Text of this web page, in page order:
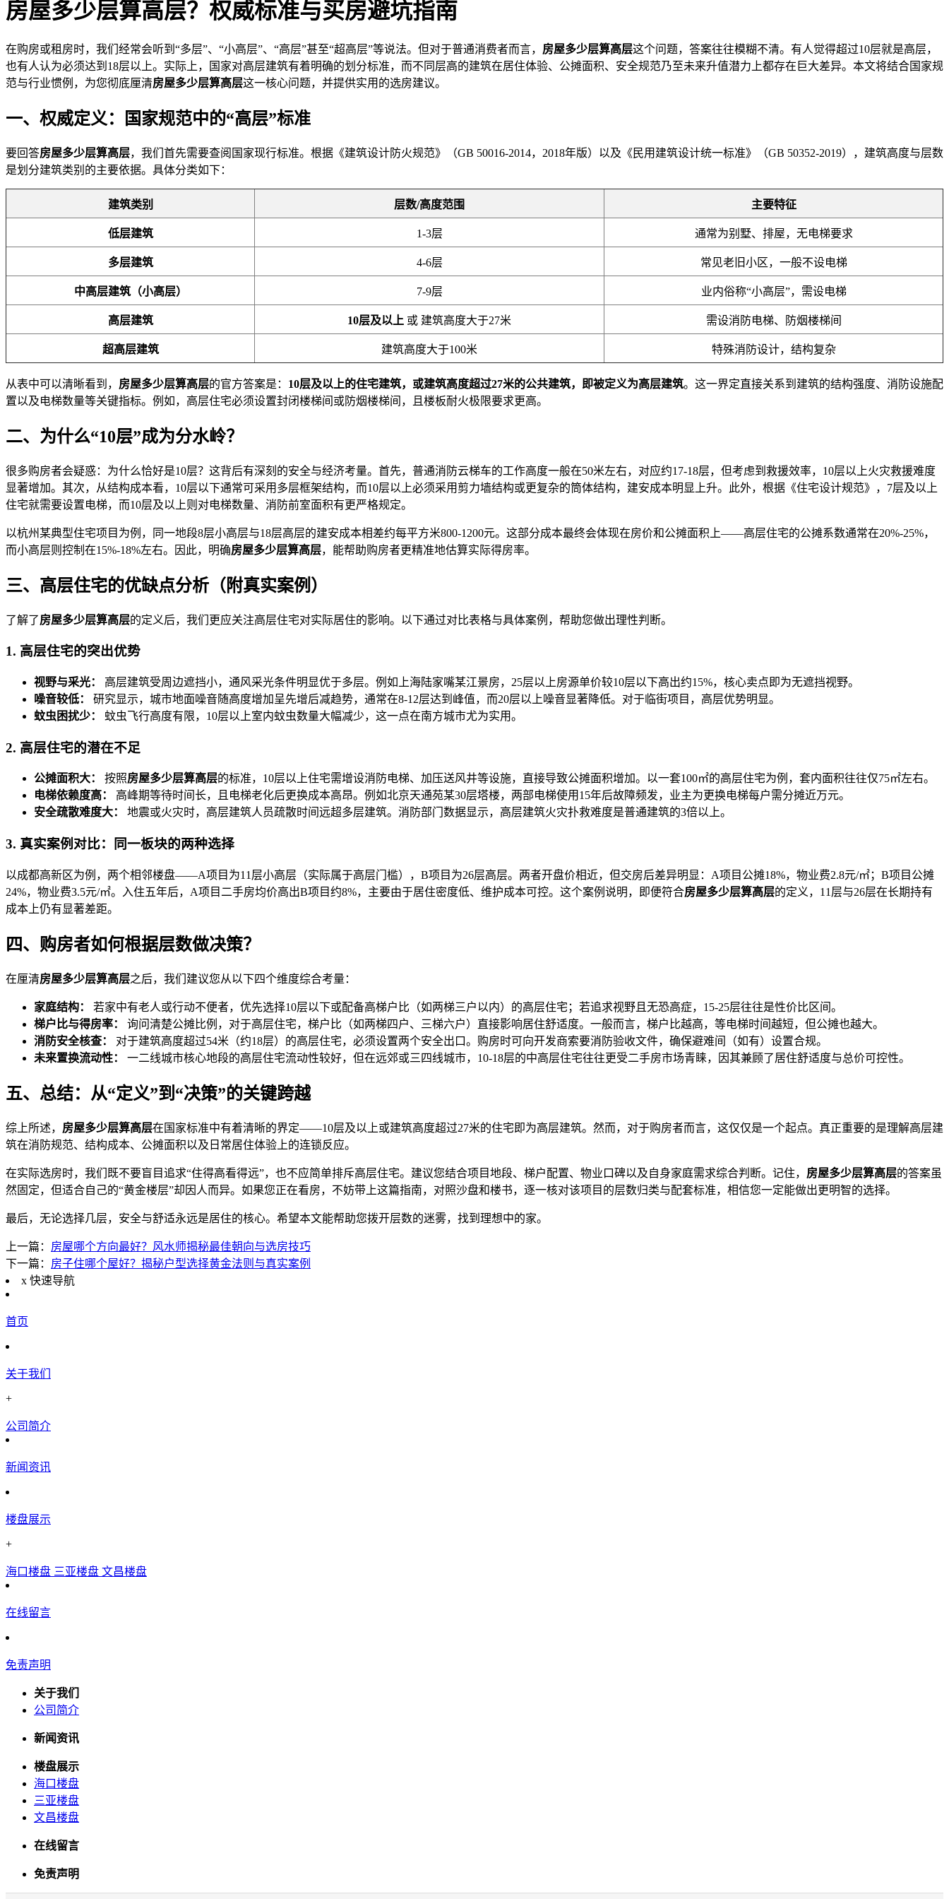
房屋多少层算高层？权威标准与买房避坑指南
在购房或租房时，我们经常会听到“多层”、“小高层”、“高层”甚至“超高层”等说法。但对于普通消费者而言， 房屋多少层算高层这个问题，答案往往模糊不清。有人觉得超过10层就是高层，
也有人认为必须达到18层以上。实际上，国家对高层建筑有着明确的划分标准，而不同层高的建筑在居住体验、公摊面积、安全规范乃至未来升值潜力上都存在巨大差异。本文将结合国家规
范与行业惯例，为您彻底厘清房屋多少层算高层这一核心问题，并提供实用的选房建议。
一、权威定义：国家规范中的“高层”标准
要回答房屋多少层算高层，我们首先需要查阅国家现行标准。根据《建筑设计防火规范》（GB 50016-2014，2018年版）以及《民用建筑设计统一标准》（GB 50352-2019），建筑高度与层数
是划分建筑类别的主要依据。具体分类如下：
建筑类别 层数/高度范围 主要特征
低层建筑 1-3层 通常为别墅、排屋，无电梯要求
多层建筑 4-6层 常见老旧小区，一般不设电梯
中高层建筑（小高层） 7-9层 业内俗称“小高层”，需设电梯
高层建筑 10层及以上 或 建筑高度大于27米 需设消防电梯、防烟楼梯间
超高层建筑 建筑高度大于100米 特殊消防设计，结构复杂
从表中可以清晰看到， 房屋多少层算高层的官方答案是： 10层及以上的住宅建筑，或建筑高度超过27米的公共建筑，即被定义为高层建筑。这一界定直接关系到建筑的结构强度、消防设施配
置以及电梯数量等关键指标。例如，高层住宅必须设置封闭楼梯间或防烟楼梯间，且楼板耐火极限要求更高。
二、为什么“10层”成为分水岭？
很多购房者会疑惑：为什么恰好是10层？这背后有深刻的安全与经济考量。首先，普通消防云梯车的工作高度一般在50米左右，对应约17-18层，但考虑到救援效率，10层以上火灾救援难度
显著增加。其次，从结构成本看，10层以下通常可采用多层框架结构，而10层以上必须采用剪力墙结构或更复杂的筒体结构，建安成本明显上升。此外，根据《住宅设计规范》，7层及以上
住宅就需要设置电梯，而10层及以上则对电梯数量、消防前室面积有更严格规定。
以杭州某典型住宅项目为例，同一地段8层小高层与18层高层的建安成本相差约每平方米800-1200元。这部分成本最终会体现在房价和公摊面积上——高层住宅的公摊系数通常在20%-25%，
而小高层则控制在15%-18%左右。因此，明确房屋多少层算高层，能帮助购房者更精准地估算实际得房率。
三、高层住宅的优缺点分析（附真实案例）
了解了房屋多少层算高层的定义后，我们更应关注高层住宅对实际居住的影响。以下通过对比表格与具体案例，帮助您做出理性判断。
1. 高层住宅的突出优势
视野与采光：
高层建筑受周边遮挡小，通风采光条件明显优于多层。例如上海陆家嘴某江景房，25层以上房源单价较10层以下高出约15%，核心卖点即为无遮挡视野。
噪音较低：
研究显示，城市地面噪音随高度增加呈先增后减趋势，通常在8-12层达到峰值，而20层以上噪音显著降低。对于临街项目，高层优势明显。
蚊虫困扰少：
蚊虫飞行高度有限，10层以上室内蚊虫数量大幅减少，这一点在南方城市尤为实用。
2. 高层住宅的潜在不足
公摊面积大： 按照房屋多少层算高层的标准，10层以上住宅需增设消防电梯、加压送风井等设施，直接导致公摊面积增加。以一套100㎡的高层住宅为例，套内面积往往仅75㎡左右。
电梯依赖度高：
高峰期等待时间长，且电梯老化后更换成本高昂。例如北京天通苑某30层塔楼，两部电梯使用15年后故障频发，业主为更换电梯每户需分摊近万元。
安全疏散难度大：
地震或火灾时，高层建筑人员疏散时间远超多层建筑。消防部门数据显示，高层建筑火灾扑救难度是普通建筑的3倍以上。
3. 真实案例对比：同一板块的两种选择
以成都高新区为例，两个相邻楼盘——A项目为11层小高层（实际属于高层门槛），B项目为26层高层。两者开盘价相近，但交房后差异明显：A项目公摊18%，物业费2.8元/㎡；B项目公摊
24%，物业费3.5元/㎡。入住五年后，A项目二手房均价高出B项目约8%，主要由于居住密度低、维护成本可控。这个案例说明，即便符合房屋多少层算高层的定义，11层与26层在长期持有
成本上仍有显著差距。
四、购房者如何根据层数做决策？
在厘清房屋多少层算高层之后，我们建议您从以下四个维度综合考量：
家庭结构：
若家中有老人或行动不便者，优先选择10层以下或配备高梯户比（如两梯三户以内）的高层住宅；若追求视野且无恐高症，15-25层往往是性价比区间。
梯户比与得房率：
询问清楚公摊比例，对于高层住宅，梯户比（如两梯四户、三梯六户）直接影响居住舒适度。一般而言，梯户比越高，等电梯时间越短，但公摊也越大。
消防安全核查：
对于建筑高度超过54米（约18层）的高层住宅，必须设置两个安全出口。购房时可向开发商索要消防验收文件，确保避难间（如有）设置合规。
未来置换流动性：
一二线城市核心地段的高层住宅流动性较好，但在远郊或三四线城市，10-18层的中高层住宅往往更受二手房市场青睐，因其兼顾了居住舒适度与总价可控性。
五、总结：从“定义”到“决策”的关键跨越
综上所述， 房屋多少层算高层在国家标准中有着清晰的界定——10层及以上或建筑高度超过27米的住宅即为高层建筑。然而，对于购房者而言，这仅仅是一个起点。真正重要的是理解高层建
筑在消防规范、结构成本、公摊面积以及日常居住体验上的连锁反应。
在实际选房时，我们既不要盲目追求“住得高看得远”，也不应简单排斥高层住宅。建议您结合项目地段、梯户配置、物业口碑以及自身家庭需求综合判断。记住， 房屋多少层算高层的答案虽
然固定，但适合自己的“黄金楼层”却因人而异。如果您正在看房，不妨带上这篇指南，对照沙盘和楼书，逐一核对该项目的层数归类与配套标准，相信您一定能做出更明智的选择。
最后，无论选择几层，安全与舒适永远是居住的核心。希望本文能帮助您拨开层数的迷雾，找到理想中的家。
上一篇： 房屋哪个方向最好？风水师揭秘最佳朝向与选房技巧
下一篇： 房子住哪个屋好？揭秘户型选择黄金法则与真实案例
x 快速导航
首页
关于我们
+
公司简介
新闻资讯
楼盘展示
+
海口楼盘 三亚楼盘 文昌楼盘
在线留言
免责声明
关于我们
公司简介
新闻资讯
楼盘展示
海口楼盘
三亚楼盘
文昌楼盘
在线留言
免责声明